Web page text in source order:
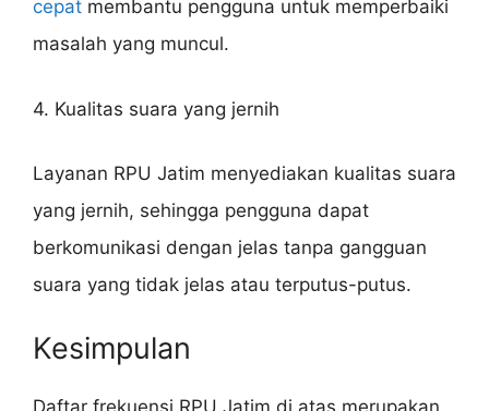
cepat membantu pengguna untuk memperbaiki
masalah yang muncul.
4. Kualitas suara yang jernih
Layanan RPU Jatim menyediakan kualitas suara
yang jernih, sehingga pengguna dapat
berkomunikasi dengan jelas tanpa gangguan
suara yang tidak jelas atau terputus-putus.
Kesimpulan
Daftar frekuensi RPU Jatim di atas merupakan